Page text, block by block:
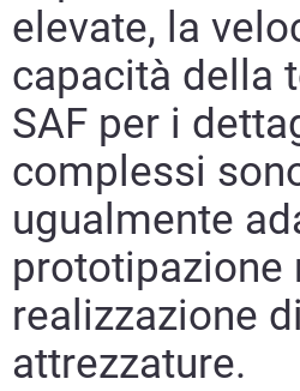
elevate, la
capacità della
SAF per i
complessi
ugualmente
prototipazione
realizzazione di
attrezzature.